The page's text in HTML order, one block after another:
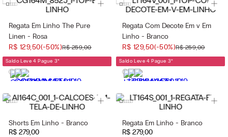
Regata Em Linho The Pure
Linen - Rosa
R$ 129,50(-50%)R$ 259,00
Saldo Leve 4 Pague 3*
Regata Com Decote Em v Em
Linho - Branco
R$ 129,50(-50%)R$ 259,00
Saldo Leve 4 Pague 3*
Shorts Em Linho - Branco
R$ 279,00
Regata Em Linho - Branco
R$ 279,00